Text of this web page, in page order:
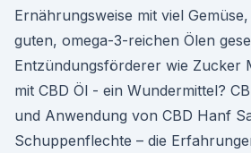
Ernährungsweise mit viel
guten, omega-3-reichen Ölen
Entzündungsförderer wie Zucker
mit CBD Öl - ein Wundermittel?
und Anwendung von CBD Hanf
Schuppenflechte – die